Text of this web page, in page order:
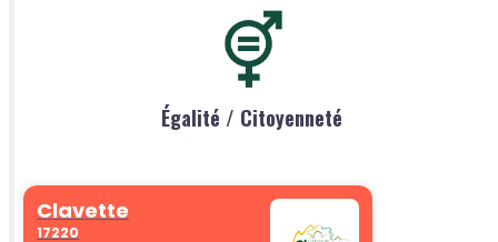
Égalité / Citoyenneté